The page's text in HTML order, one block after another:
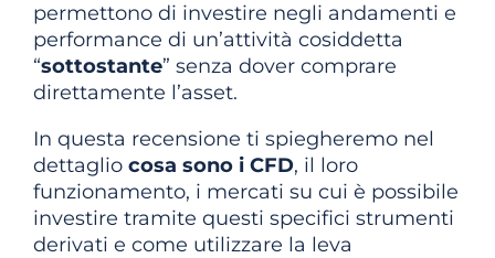
permettono di investire negli andamenti e
performance di un’attività cosiddetta
“sottostante” senza dover comprare
direttamente l’asset.
In questa recensione ti spiegheremo nel
dettaglio cosa sono i CFD, il loro
funzionamento, i mercati su cui è possibile
investire tramite questi specifici strumenti
derivati e come utilizzare la leva